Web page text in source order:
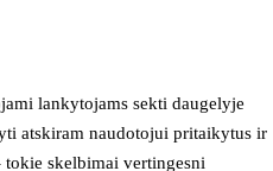
lankytojams sekti daugelyje
atskiram naudotojui pritaikytus ir
skelbimai vertingesni